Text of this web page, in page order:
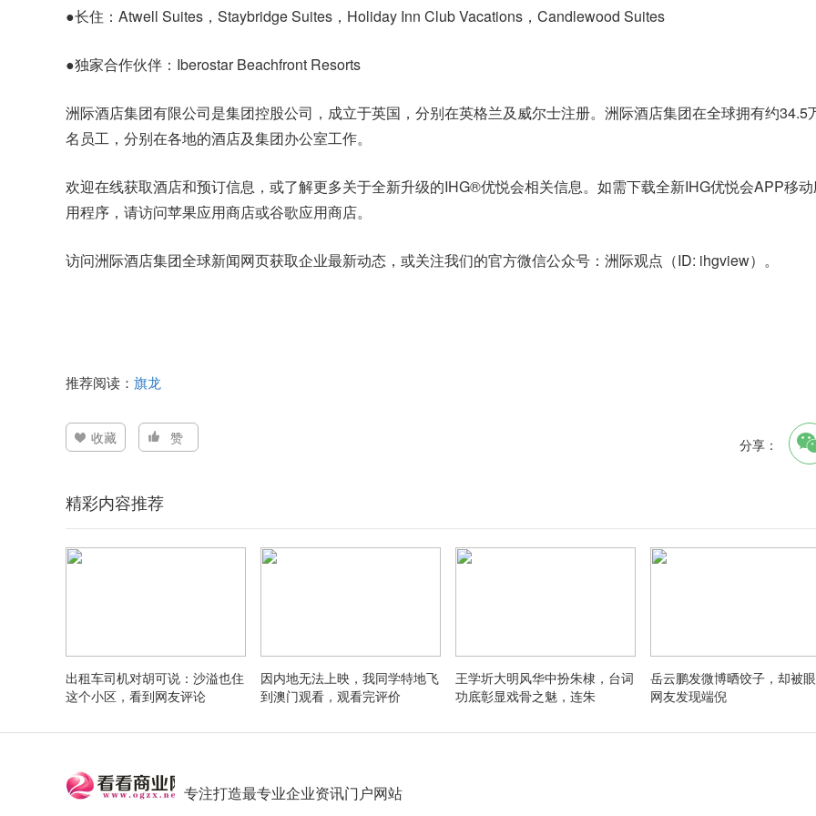
●长住 ：Atwell Suites，Staybridge Suites，Holiday Inn Club Vacations，Candlewood Suites
●独家合作伙伴 ：Iberostar Beachfront Resorts
洲际酒店集团有限公司是集团控股公司，成立于英国，分别在英格兰及威尔士注册。洲际酒店集团在全球拥有约34.5
名员工，分别在各地的酒店及集团办公室工作。
欢迎在线获取酒店和预订信息，或了解更多关于全新升级的IHG®优悦会相关信息。如需下载全新IHG优悦会APP移
用程序，请访问苹果应用商店或谷歌应用商店。
访问洲际酒店集团全球新闻网页获取企业最新动态，或关注我们的官方微信公众号：洲际观点（ID: ihgview）。
推荐阅读： 旗龙
收藏 赞 分享：
精彩内容推荐
出租车司机对胡可说：沙溢也住
这个小区，看到网友评论
因内地无法上映，我同学特地飞
到澳门观看，观看完评价
王学圻大明风华中扮朱棣，台词
功底彰显戏骨之魅，连朱
岳云鹏发微博晒饺子，却被
网友发现端倪
专注打造最专业企业资讯门户网站